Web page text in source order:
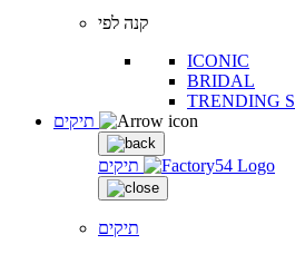
קנה לפי
ICONIC
BRIDAL
TRENDING
תיקים
תיקים